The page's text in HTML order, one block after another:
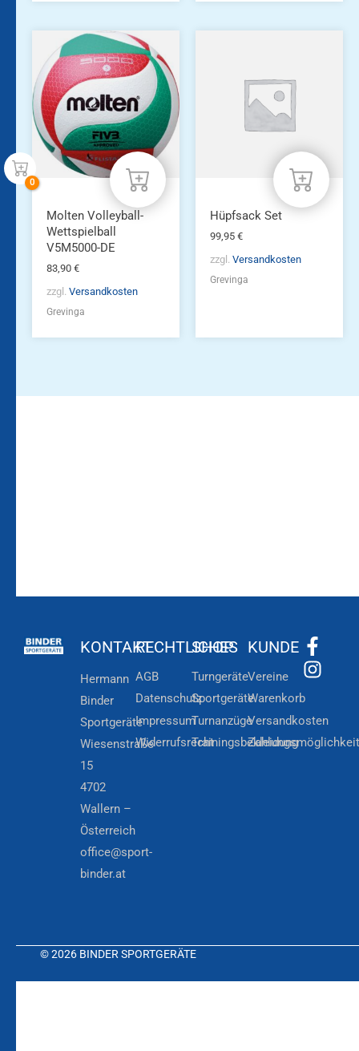
Molten Volleyball-
Wettspielball
V5M5000-DE
83,90 €
zzgl. Versandkosten
Grevinga
Hüpfsack Set
99,95 €
zzgl. Versandkosten
Grevinga
KONTAKT
Hermann
Binder
Sportgeräte
Wiesenstraße
15
4702
Wallern –
Österreich
office@sport-
binder.at
RECHTLICHES
AGB
Datenschutz
Impressum
Widerrufsrecht
SHOP
Turngeräte
Sportgeräte
Turnanzüge
Trainingsbekleidung
KUNDE
Vereine
Warenkorb
Versandkosten
© 2026 BINDER SPORTGERÄTE